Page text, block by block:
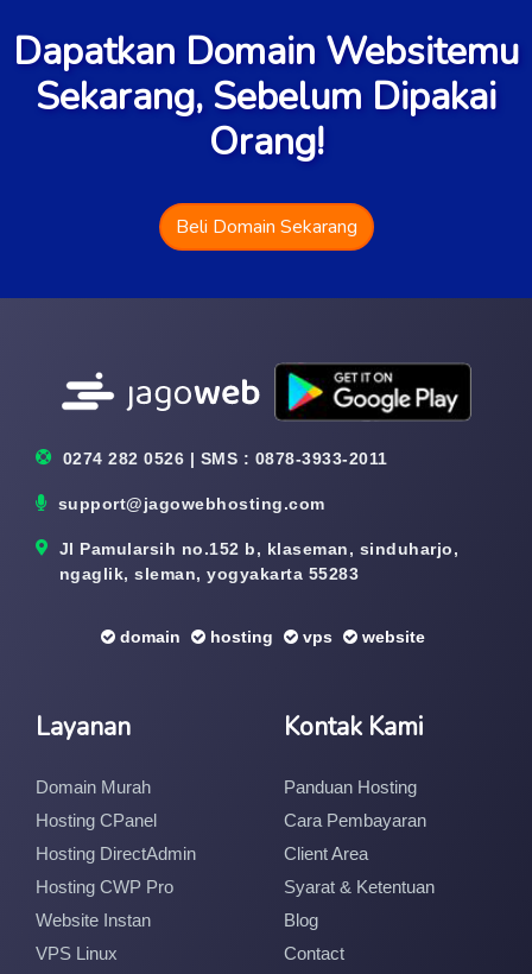
Dapatkan Domain Websitemu
Sekarang, Sebelum Dipakai
Orang!
Beli Domain Sekarang
0274 282 0526 | SMS : 0878-3933-2011
support@jagowebhosting.com
Jl Pamularsih no.152 b, klaseman, sinduharjo,
ngaglik, sleman, yogyakarta 55283
domain hosting vps website
Layanan
Domain Murah
Hosting CPanel
Hosting DirectAdmin
Hosting CWP Pro
Website Instan
VPS Linux
Kontak Kami
Panduan Hosting
Cara Pembayaran
Client Area
Syarat & Ketentuan
Blog
Contact